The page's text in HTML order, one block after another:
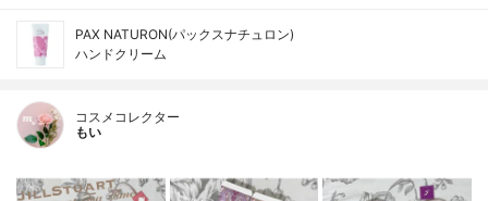
PAX NATURON(パックスナチュロン)
ハンドクリーム
コスメコレクター
もい